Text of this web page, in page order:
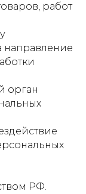
работ
направление
орган
РФ.